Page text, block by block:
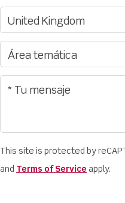
This site is protected by
and Terms of Service apply.